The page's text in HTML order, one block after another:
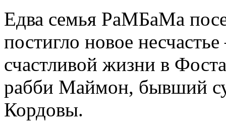
Едва семья РаМБаМа
постигло новое
счастливой жизни в
рабби Маймон, бывший
Кордовы.